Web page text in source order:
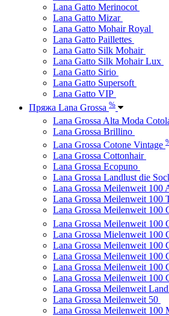
Lana Gatto Merinocot
Lana Gatto Mizar
Lana Gatto Mohair Royal
Lana Gatto Paillettes
Lana Gatto Silk Mohair
Lana Gatto Silk Mohair Lux
Lana Gatto Sirio
Lana Gatto Supersoft
Lana Gatto VIP
Пряжа Lana Grossa %
Lana Grossa Alta Moda
Lana Grossa Brillino
Lana Grossa Cotone Vintage
Lana Grossa Cottonhair
Lana Grossa Ecopuno
Lana Grossa Landlust die
Lana Grossa Meilenweit 100
Lana Grossa Meilenweit 100
Lana Grossa Meilenweit 100
Lana Grossa Meilenweit 100
Lana Grossa Mielenweit 100
Lana Grossa Meilenweit 100
Lana Grossa Meilenweit 100
Lana Grossa Meilenweit 100
Lana Grossa Meilenweit 100
Lana Grossa Meilenweit
Lana Grossa Meilenweit 50
Lana Grossa Meilenweit 100